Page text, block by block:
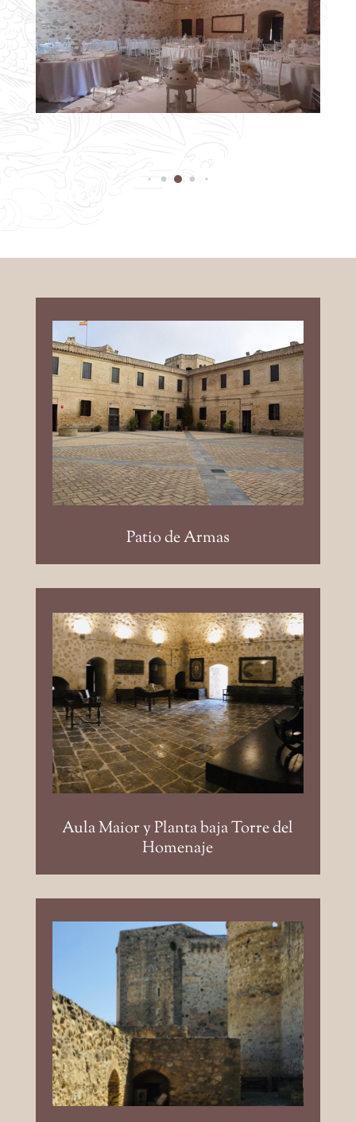
Patio de Armas, con 1.110 m²,
aproximadamente, forma
cuadrangular y abierto con
disponibilidad de colocar una carpa.
Aforos: Banquete 500pax / Coctel
750pax
Patio de Armas
Aula Maior y Planta baja Torre
del Homenaje: 120 y 50 m²,
respectivamente, de forma
ovalada y circular; ambas
cubiertas.
Aula Maior y Planta baja Torre del
Homenaje
Barbacana de la Sirena: 200
m², de forma rectangular
abierta.